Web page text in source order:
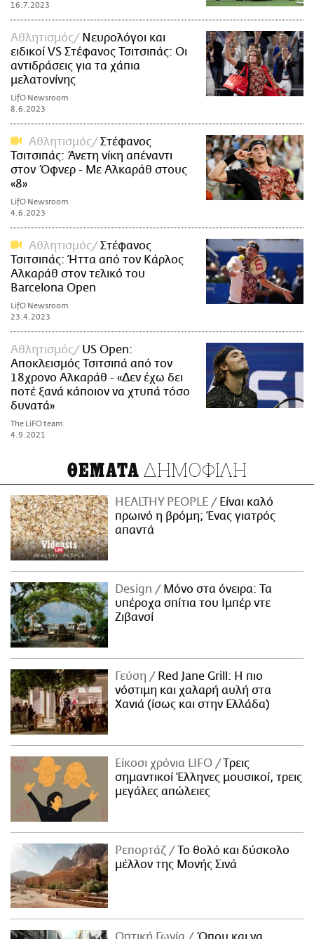
16.7.2023
Αθλητισμός
Νευρολόγοι και
ειδικοί VS Στέφανος Τσιτσιπάς: Οι
αντιδράσεις για τα χάπια
μελατονίνης
LifO Newsroom
8.6.2023
Αθλητισμός
Στέφανος
Τσιτσιπάς: Άνετη νίκη απέναντι
στον Όφνερ - Με Αλκαράθ στους
«8»
LifO Newsroom
4.6.2023
Αθλητισμός
Στέφανος
Τσιτσιπάς: Ήττα από τον Κάρλος
Αλκαράθ στον τελικό του
Barcelona Open
LifO Newsroom
23.4.2023
Αθλητισμός
US Open:
Αποκλεισμός Τσιτσιπά από τον
18χρονο Αλκαράθ - «Δεν έχω δει
ποτέ ξανά κάποιον να χτυπά τόσο
δυνατά»
The LiFO team
4.9.2021
ΘΕΜΑΤΑ ΔΗΜΟΦΙΛΗ
HEALTHY PEOPLE
Είναι καλό
πρωινό η βρόμη; Ένας γιατρός
απαντά
Design
Μόνο στα όνειρα: Τα
υπέροχα σπίτια του Ιμπέρ ντε
Ζιβανσί
Γεύση
Red Jane Grill: Η πιο
νόστιμη και χαλαρή αυλή στα
Χανιά (ίσως και στην Ελλάδα)
Είκοσι χρόνια LIFO
Tρεις
σημαντικοί Έλληνες μουσικοί, τρεις
μεγάλες απώλειες
Ρεπορτάζ
Το θολό και δύσκολο
μέλλον της Μονής Σινά